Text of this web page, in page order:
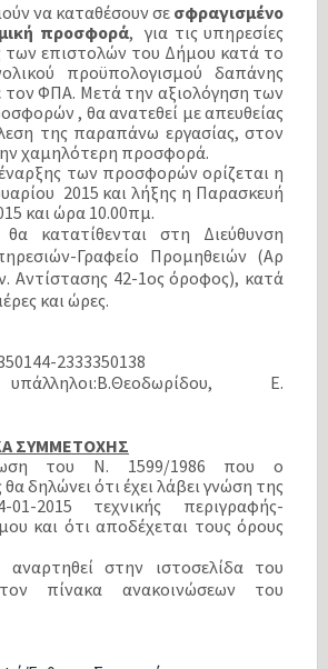
να καταθέσουν σε σφραγισμένο
προσφορά, για τις υπηρεσίες
επιστολών του Δήμου κατά το
προϋπολογισμού δαπάνης
τον ΦΠΑ. Μετά την αξιολόγηση των
, θα ανατεθεί με απευθείας
της παραπάνω εργασίας, στον
χαμηλότερη προσφορά.
των προσφορών ορίζεται η
2015 και λήξης η Παρασκευή
και ώρα 10.00πμ.
κατατίθενται στη Διεύθυνση
Γραφείο Προμηθειών (Αρ
Αντίστασης 42-1ος όροφος), κατά
και ώρες.
2333350138
Ε.
ΣΥΜΜΕΤΟΧΗΣ
του Ν. 1599/1986 που ο
δηλώνει ότι έχει λάβει γνώση της
01-2015 τεχνικής περιγραφής-
και ότι αποδέχεται τους όρους
στην ιστοσελίδα του
πίνακα ανακοινώσεων του